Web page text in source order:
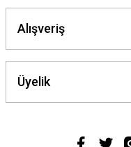
Alışveriş
Üyelik